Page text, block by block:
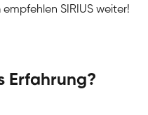
empfehlen SIRIUS weiter!
Erfahrung?